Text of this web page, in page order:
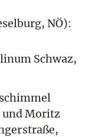
NÖ):
Schwaz,
und Moritz